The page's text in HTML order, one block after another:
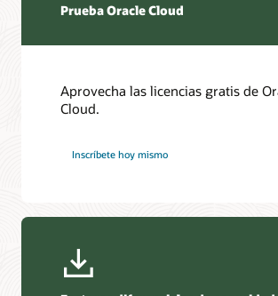
Prueba Oracle Cloud
Aprovecha las licencias gratis de
Cloud.
Inscríbete hoy mismo